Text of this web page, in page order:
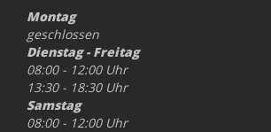
Montag
geschlossen
Dienstag - Freitag
08:00 - 12:00 Uhr
13:30 - 18:30 Uhr
Samstag
08:00 - 12:00 Uhr